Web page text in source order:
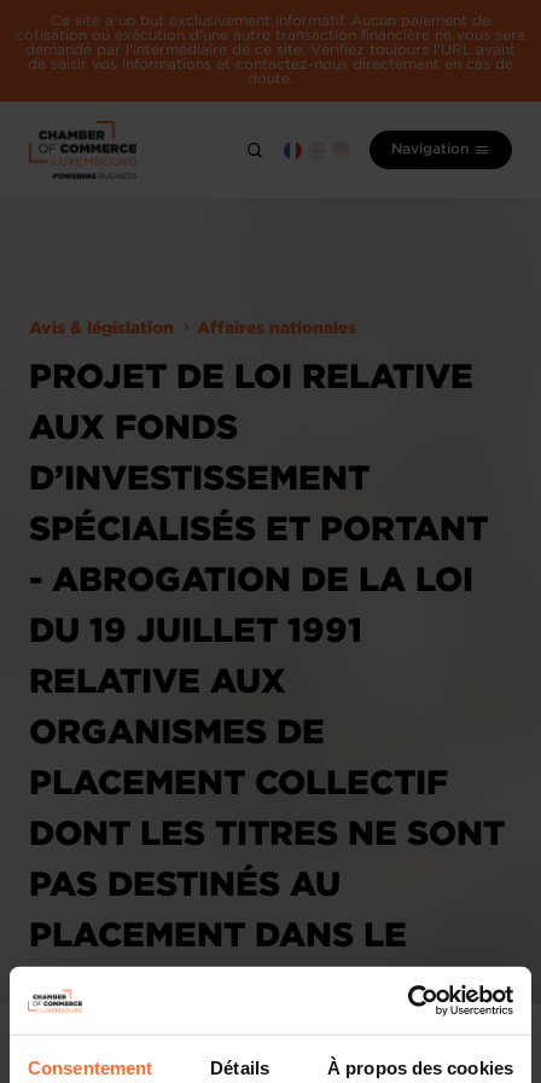
Consentement Détails À propos des cookies
Ce site a un but exclusivement informatif. Aucun paiement de
cotisation ou exécution d'une autre transaction financière ne vous sera
demandé par l'intermédiaire de ce site. Vérifiez toujours l'URL avant
de saisir vos informations et contactez-nous directement en cas de
doute.
Navigation
Avis & législation Affaires nationales
PROJET DE LOI RELATIVE
AUX FONDS
D’INVESTISSEMENT
SPÉCIALISÉS ET PORTANT
- ABROGATION DE LA LOI
DU 19 JUILLET 1991
RELATIVE AUX
ORGANISMES DE
PLACEMENT COLLECTIF
DONT LES TITRES NE SONT
PAS DESTINÉS AU
PLACEMENT DANS LE
PUBLIC ;
- MODIFICATION DE LA LOI